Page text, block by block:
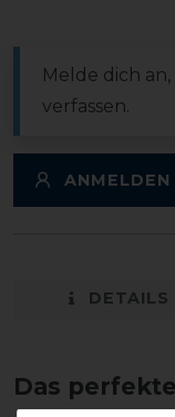
Melde dich
verfassen.
ANMELDEN
DETAILS
Das